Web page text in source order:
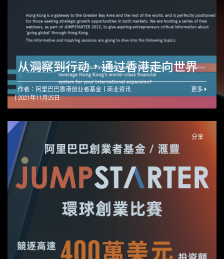
从洞察到行动，通过香港走向世界
作者：阿里巴巴香港创业者基金
商业资讯
2021年11月25日
更多
分享